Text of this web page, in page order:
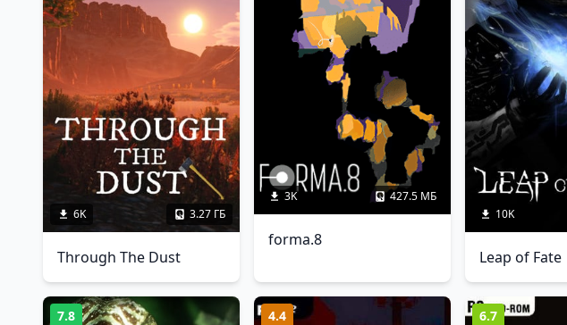
6K 3.27 ГБ
Through The Dust
3K 427.5 МБ
forma.8
10K
Leap of Fate
7.8 4.4 6.7